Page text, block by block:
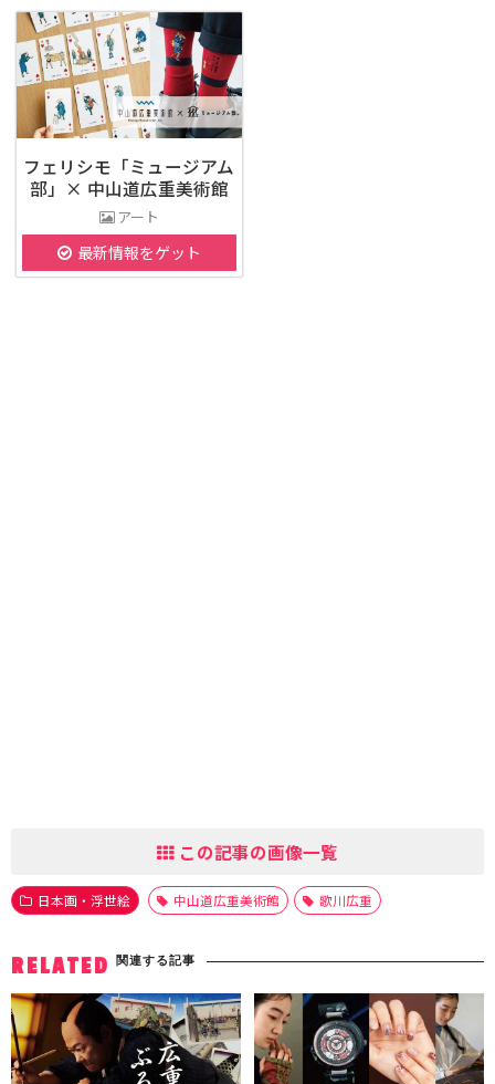
フェリシモ「ミュージアム
部」× 中山道広重美術館
アート
最新情報をゲット
この記事の画像一覧
日本画・浮世絵 中山道広重美術館 歌川広重
RELATED 関連する記事